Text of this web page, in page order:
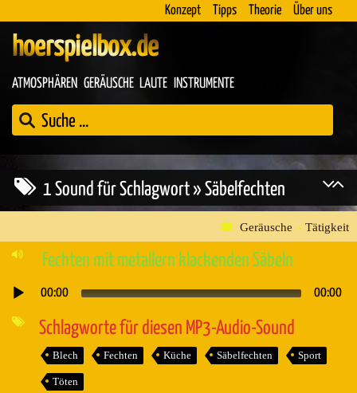
Konzept Tipps Theorie Über uns
hoerspielbox.de
ATMOSPHÄREN GERÄUSCHE LAUTE INSTRUMENTE
1 Sound für Schlagwort » Säbelfechten
Geräusche » Tätigkeit
Fechten mit metallern klackenden Säbeln
Audio-
00:00 00:00
Schlagworte für diesen MP3-Audio-Sound
Blech Fechten Küche Säbelfechten Sport
Töten